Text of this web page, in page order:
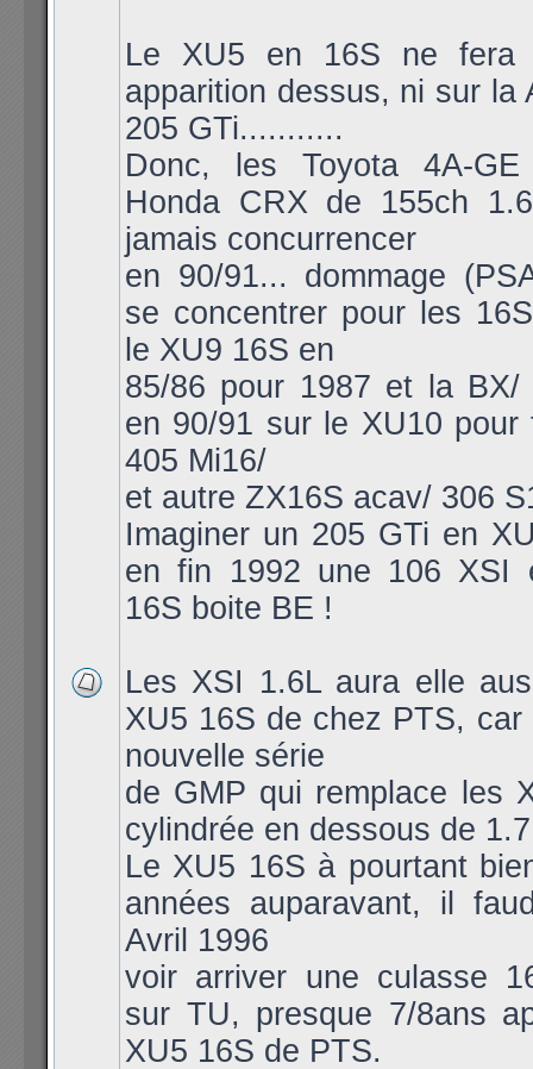
Le XU5 en 16S ne fera
apparition dessus, ni sur la
205 GTi...........
Donc, les Toyota 4A-
Honda CRX de 155ch
jamais concurrencer
en 90/91... dommage
se concentrer pour les
le XU9 16S en
85/86 pour 1987 et la BX/
en 90/91 sur le XU10 pour
405 Mi16/
et autre ZX16S acav/ 306
Imaginer un 205 GTi en
en fin 1992 une 106 XSI
16S boite BE !
Les XSI 1.6L aura elle
XU5 16S de chez PTS,
nouvelle série
de GMP qui remplace les
cylindrée en dessous de
Le XU5 16S à pourtant
années auparavant, il
Avril 1996
voir arriver une culasse
sur TU, presque 7/8ans
XU5 16S de PTS.